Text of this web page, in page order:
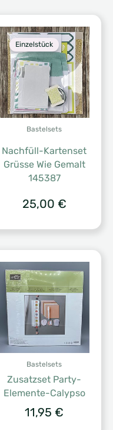
Einzelstück
Bastelsets
Nachfüll-Kartenset
Grüsse Wie Gemalt
145387
25,00 €
Bastelsets
Zusatzset Party-
Elemente-Calypso
11,95 €